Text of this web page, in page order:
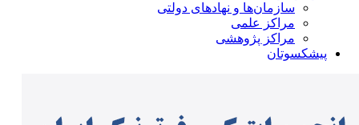
سازمان‌ها و نهادهای دولتی
مراکز علمی
مراکز پژوهشی
پیشکسوتان